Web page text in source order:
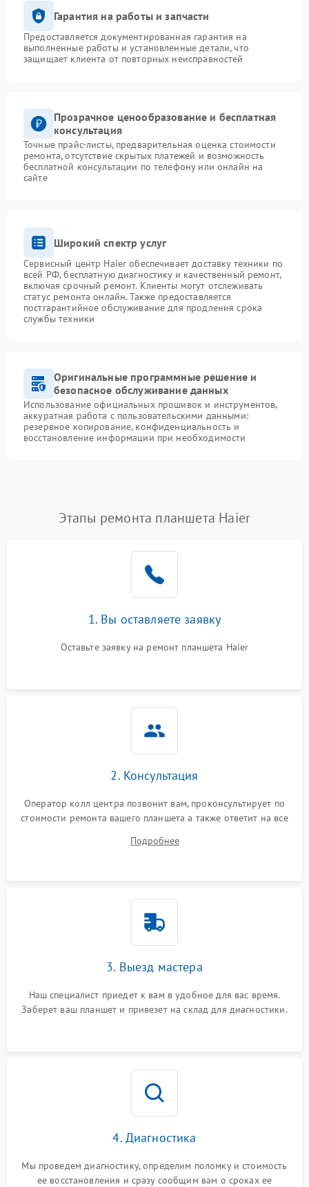
Гарантия на работы и запчасти
Предоставляется документированная гарантия на
выполненные работы и установленные детали, что
защищает клиента от повторных неисправностей
Прозрачное ценообразование и бесплатная
консультация
Точные прайс-листы, предварительная оценка стоимости
ремонта, отсутствие скрытых платежей и возможность
бесплатной консультации по телефону или онлайн на
сайте
Широкий спектр услуг
Сервисный центр Haier обеспечивает доставку техники по
всей РФ, бесплатную диагностику и качественный ремонт,
включая срочный ремонт. Клиенты могут отслеживать
статус ремонта онлайн. Также предоставляется
постгарантийное обслуживание для продления срока
службы техники
Оригинальные программные решение и
безопасное обслуживание данных
Использование официальных прошивок и инструментов,
аккуратная работа с пользовательскими данными:
резервное копирование, конфиденциальность и
восстановление информации при необходимости
Этапы ремонта планшета Haier
1. Вы оставляете заявку
Оставьте заявку на ремонт планшета Haier
2. Консультация
Оператор колл центра позвонит вам, проконсультирует по
стоимости ремонта вашего планшета а также ответит на все
Подробнее
3. Выезд мастера
Наш специалист приедет к вам в удобное для вас время.
Заберет ваш планшет и привезет на склад для диагностики.
4. Диагностика
Мы проведем диагностику, определим поломку и стоимость
ее восстановления и сразу сообщим вам о сроках ее